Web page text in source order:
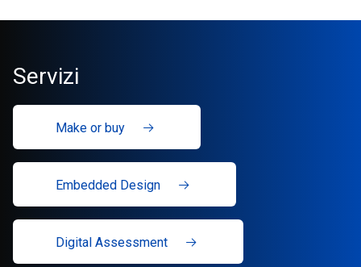
Servizi
Make or buy
Embedded Design
Digital Assessment